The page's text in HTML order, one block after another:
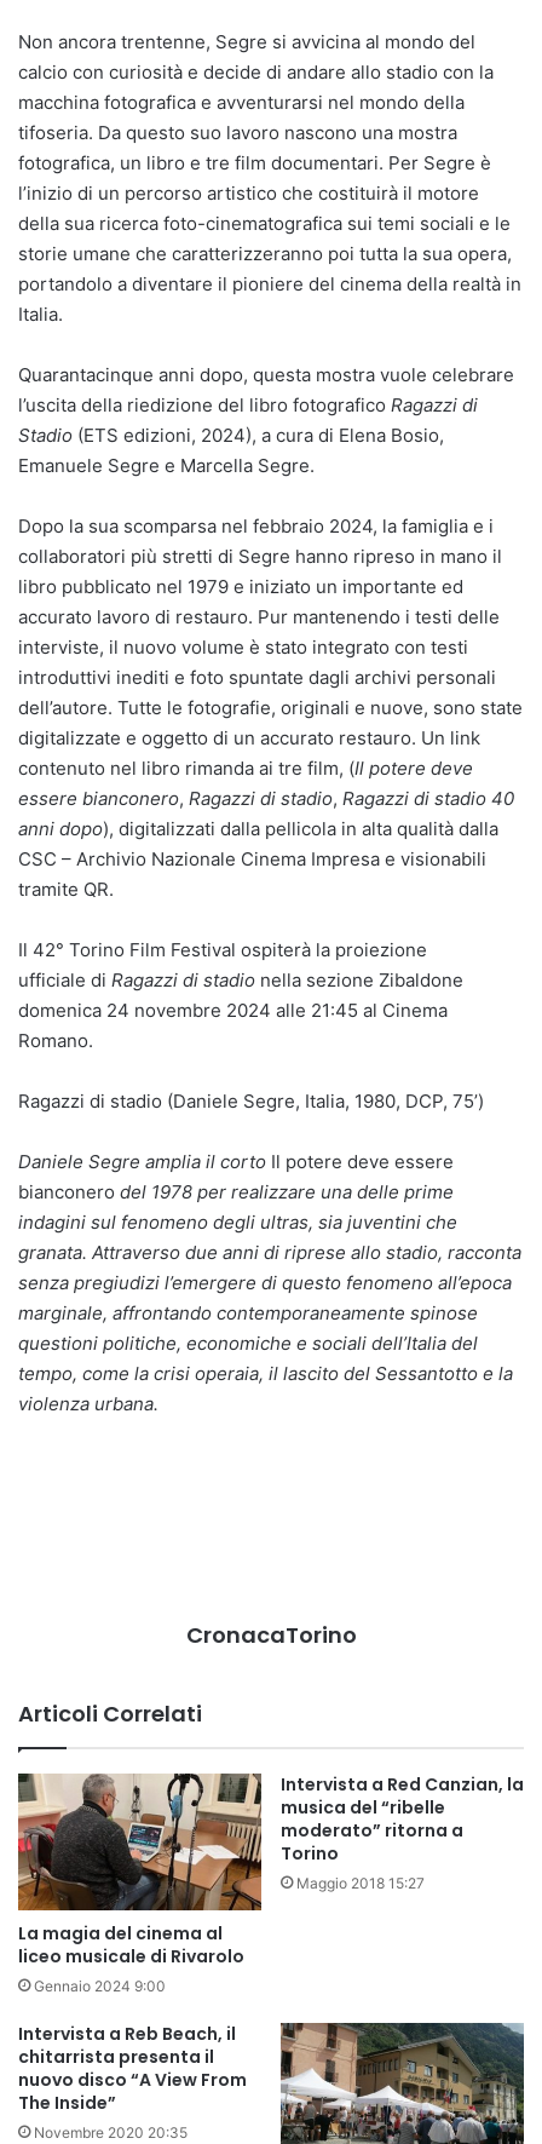
Non ancora trentenne, Segre si avvicina al mondo del
calcio con curiosità e decide di andare allo stadio con la
macchina fotografica e avventurarsi nel mondo della
tifoseria. Da questo suo lavoro nascono una mostra
fotografica, un libro e tre film documentari. Per Segre è
l’inizio di un percorso artistico che costituirà il motore
della sua ricerca foto-cinematografica sui temi sociali e le
storie umane che caratterizzeranno poi tutta la sua opera,
portandolo a diventare il pioniere del cinema della realtà in
Italia.
Quarantacinque anni dopo, questa mostra vuole celebrare
l’uscita della riedizione del libro fotografico Ragazzi di
Stadio (ETS edizioni, 2024), a cura di Elena Bosio,
Emanuele Segre e Marcella Segre.
Dopo la sua scomparsa nel febbraio 2024, la famiglia e i
collaboratori più stretti di Segre hanno ripreso in mano il
libro pubblicato nel 1979 e iniziato un importante ed
accurato lavoro di restauro. Pur mantenendo i testi delle
interviste, il nuovo volume è stato integrato con testi
introduttivi inediti e foto spuntate dagli archivi personali
dell’autore. Tutte le fotografie, originali e nuove, sono state
digitalizzate e oggetto di un accurato restauro. Un link
contenuto nel libro rimanda ai tre film, (Il potere deve
essere bianconero, Ragazzi di stadio, Ragazzi di stadio 40
anni dopo), digitalizzati dalla pellicola in alta qualità dalla
CSC – Archivio Nazionale Cinema Impresa e visionabili
tramite QR.
Il 42° Torino Film Festival ospiterà la proiezione
ufficiale di Ragazzi di stadio nella sezione Zibaldone
domenica 24 novembre 2024 alle 21:45 al Cinema
Romano.
Ragazzi di stadio (Daniele Segre, Italia, 1980, DCP, 75’)
Daniele Segre amplia il corto Il potere deve essere
bianconero del 1978 per realizzare una delle prime
indagini sul fenomeno degli ultras, sia juventini che
granata. Attraverso due anni di riprese allo stadio, racconta
senza pregiudizi l’emergere di questo fenomeno all’epoca
marginale, affrontando contemporaneamente spinose
questioni politiche, economiche e sociali dell’Italia del
tempo, come la crisi operaia, il lascito del Sessantotto e la
violenza urbana.
CronacaTorino
Articoli Correlati
La magia del cinema al
liceo musicale di Rivarolo
Gennaio 2024 9:00
Intervista a Red Canzian, la
musica del “ribelle
moderato” ritorna a
Torino
Maggio 2018 15:27
Intervista a Reb Beach, il
chitarrista presenta il
nuovo disco “A View From
The Inside”
Novembre 2020 20:35